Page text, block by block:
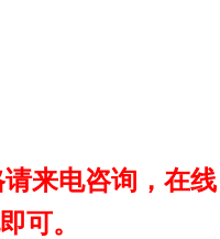
来电咨询，在线
可。